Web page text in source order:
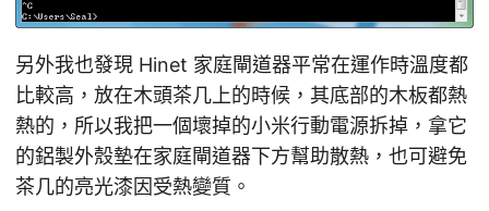
另外我也發現 Hinet 家庭閘道器平常在運作時溫度都
比較高，放在木頭茶几上的時候，其底部的木板都熱
熱的，所以我把一個壞掉的小米行動電源拆掉，拿它
的鋁製外殼墊在家庭閘道器下方幫助散熱，也可避免
茶几的亮光漆因受熱變質。